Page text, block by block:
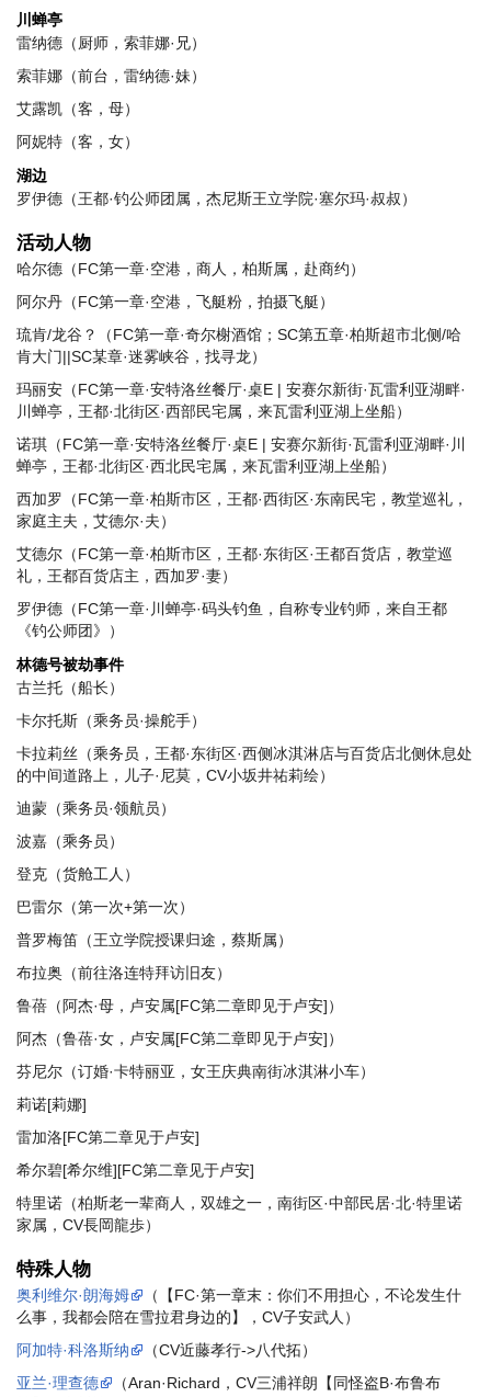
川蝉亭
雷纳德（厨师，索菲娜·兄）
索菲娜（前台，雷纳德·妹）
艾露凯（客，母）
阿妮特（客，女）
湖边
罗伊德（王都·钓公师团属，杰尼斯王立学院·塞尔玛·叔叔）
活动人物
哈尔德（FC第一章·空港，商人，柏斯属，赴商约）
阿尔丹（FC第一章·空港，飞艇粉，拍摄飞艇）
琉肯/龙谷？（FC第一章·奇尔榭酒馆；SC第五章·柏斯超市北侧/哈
肯大门||SC某章·迷雾峡谷，找寻龙）
玛丽安（FC第一章·安特洛丝餐厅·桌E | 安赛尔新街·瓦雷利亚湖畔·
川蝉亭，王都·北街区·西部民宅属，来瓦雷利亚湖上坐船）
诺琪（FC第一章·安特洛丝餐厅·桌E | 安赛尔新街·瓦雷利亚湖畔·川
蝉亭，王都·北街区·西北民宅属，来瓦雷利亚湖上坐船）
西加罗（FC第一章·柏斯市区，王都·西街区·东南民宅，教堂巡礼，
家庭主夫，艾德尔·夫）
艾德尔（FC第一章·柏斯市区，王都·东街区·王都百货店，教堂巡
礼，王都百货店主，西加罗·妻）
罗伊德（FC第一章·川蝉亭·码头钓鱼，自称专业钓师，来自王都
《钓公师团》）
林德号被劫事件
古兰托（船长）
卡尔托斯（乘务员·操舵手）
卡拉莉丝（乘务员，王都·东街区·西侧冰淇淋店与百货店北侧休息处
的中间道路上，儿子·尼莫，CV小坂井祐莉绘）
迪蒙（乘务员·领航员）
波嘉（乘务员）
登克（货舱工人）
巴雷尔（第一次+第一次）
普罗梅笛（王立学院授课归途，蔡斯属）
布拉奥（前往洛连特拜访旧友）
鲁蓓（阿杰·母，卢安属[FC第二章即见于卢安]）
阿杰（鲁蓓·女，卢安属[FC第二章即见于卢安]）
芬尼尔（订婚·卡特丽亚，女王庆典南街冰淇淋小车）
莉诺[莉娜]
雷加洛[FC第二章见于卢安]
希尔碧[希尔维][FC第二章见于卢安]
特里诺（柏斯老一辈商人，双雄之一，南街区·中部民居·北·特里诺
家属，CV長岡龍歩）
特殊人物
奥利维尔·朗海姆
（【FC·第一章末：你们不用担心，不论发生什
么事，我都会陪在雪拉君身边的】，CV子安武人）
阿加特·科洛斯纳
（CV近藤孝行->八代拓）
亚兰·理查德
（Aran·Richard，CV三浦祥朗【同怪盗B·布鲁布